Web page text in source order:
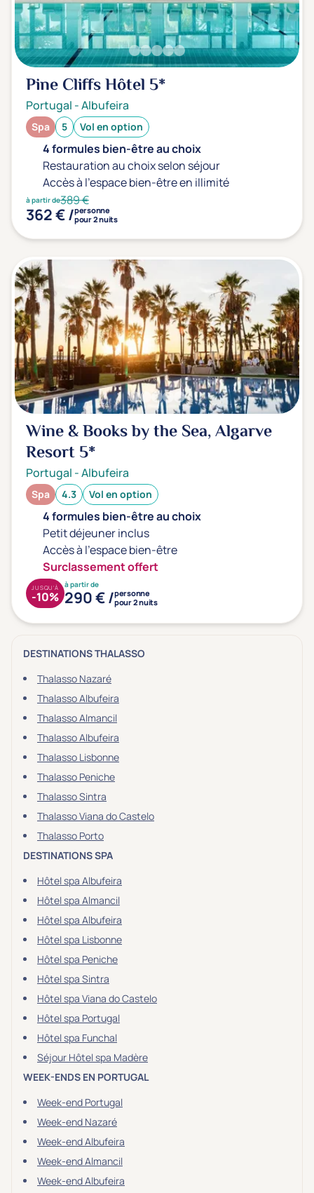
Pine Cliffs Hôtel 5*
Portugal -Albufeira
Spa 5 Vol en option
4 formules bien-être au choix
Restauration au choix selon séjour
Accès à l'espace bien-être en illimité
à partir de389 €
362 € /personne
pour 2 nuits
Wine & Books by the Sea, Algarve
Resort5*
Portugal -Albufeira
Spa 4.3 Vol en option
4 formules bien-être au choix
Petit déjeuner inclus
Accès à l'espace bien-être
Surclassement offert
à partir de
290 € /personne
pour 2 nuits
JUSQU'À
-10%
DESTINATIONS THALASSO
Thalasso Nazaré
Thalasso Albufeira
Thalasso Almancil
Thalasso Albufeira
Thalasso Lisbonne
Thalasso Peniche
Thalasso Sintra
Thalasso Viana do Castelo
Thalasso Porto
DESTINATIONS SPA
Hôtel spa Albufeira
Hôtel spa Almancil
Hôtel spa Albufeira
Hôtel spa Lisbonne
Hôtel spa Peniche
Hôtel spa Sintra
Hôtel spa Viana do Castelo
Hôtel spa Portugal
Hôtel spa Funchal
Séjour Hôtel spa Madère
WEEK-ENDS EN PORTUGAL
Week-end Portugal
Week-end Nazaré
Week-end Albufeira
Week-end Almancil
Week-end Albufeira